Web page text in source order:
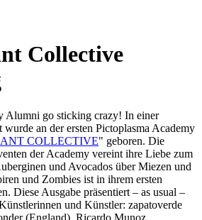
Collective
Alumni go sticking crazy! In einer
an der ersten Pictoplasma Academy
COLLECTIVE" geboren. Die
der Academy vereint ihre Liebe zum
und Avocados über Miezen und
und Zombies ist in ihrem ersten
Diese Ausgabe präsentiert – as usual –
und Künstler: zapatoverde
(England), Ricardo Munoz